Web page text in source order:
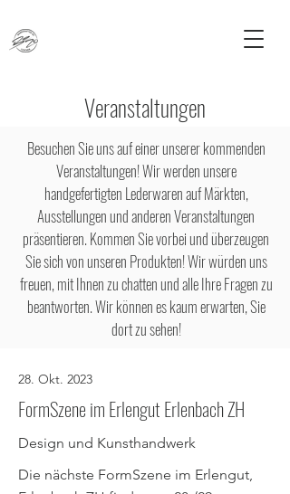
Veranstaltungen
Besuchen Sie uns auf einer unserer kommenden
Veranstaltungen! Wir werden unsere
handgefertigten Lederwaren auf Märkten,
Ausstellungen und anderen Veranstaltungen
präsentieren. Kommen Sie vorbei und überzeugen
Sie sich von unseren Produkten! Wir würden uns
freuen, mit Ihnen zu chatten und alle Ihre Fragen zu
beantworten. Wir können es kaum erwarten, Sie
dort zu sehen!
28. Okt. 2023
FormSzene im Erlengut Erlenbach ZH
Design und Kunsthandwerk
Die nächste FormSzene im Erlengut,